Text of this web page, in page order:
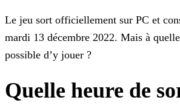
Le jeu sort officiellement sur PC et
mardi 13 décembre 2022. Mais à
possible d’y jouer ?
Quelle heure de